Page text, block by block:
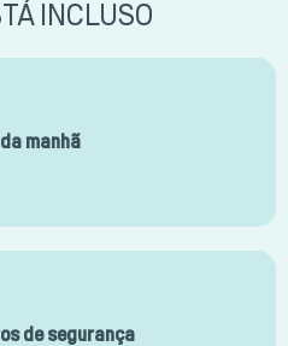
INCLUSO
manhã
de segurança